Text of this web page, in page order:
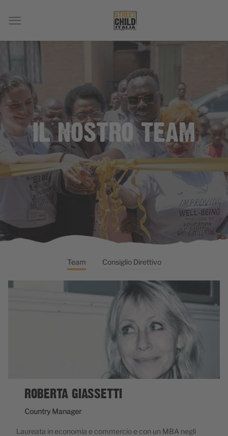
IL NOSTRO TEAM
Team Consiglio Direttivo
ROBERTA GIASSETTI
Country Manager
Laureata in economia e commercio e con un MBA negli